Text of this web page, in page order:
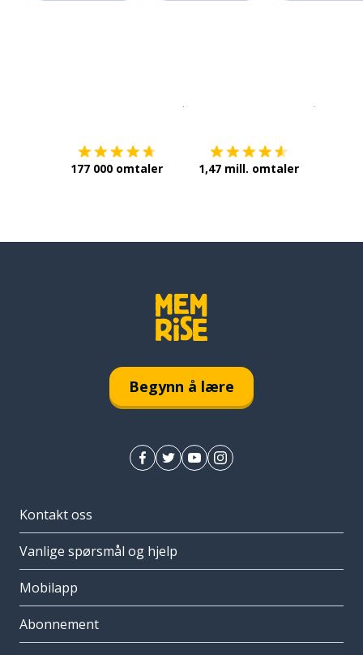
177 000 omtaler 1,47 mill. omtaler
Begynn å lære
Kontakt oss
Vanlige spørsmål og hjelp
Mobilapp
Abonnement